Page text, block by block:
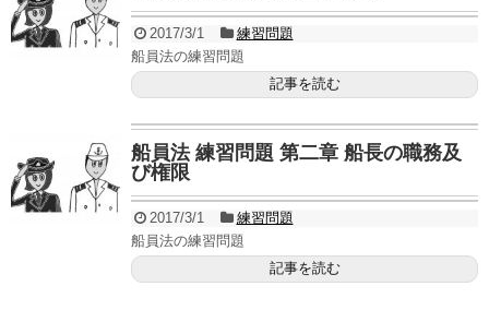
2017/3/1
練習問題
船員法の練習問題
記事を読む
船員法 練習問題 第二章 船長の職務及
び権限
2017/3/1
練習問題
船員法の練習問題
記事を読む